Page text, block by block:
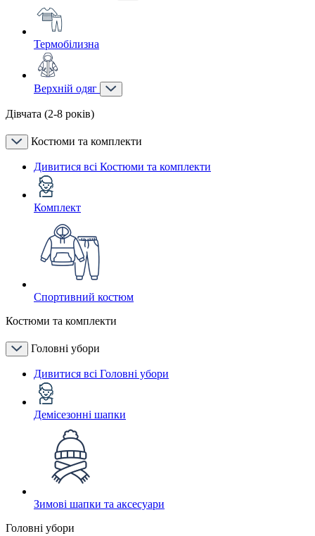
Термобілизна
Верхній одяг
Дівчата (2-8 років)
Костюми та комплекти
Дивитися всі Костюми та комплекти
Комплект
Спортивний костюм
Костюми та комплекти
Головні убори
Дивитися всі Головні убори
Демісезонні шапки
Зимові шапки та аксесуари
Головні убори